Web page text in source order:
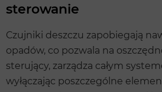
sterowanie
Czujniki deszczu zapobiegają
opadów, co pozwala na
sterujący, zarządza całym
wyłączając poszczególne